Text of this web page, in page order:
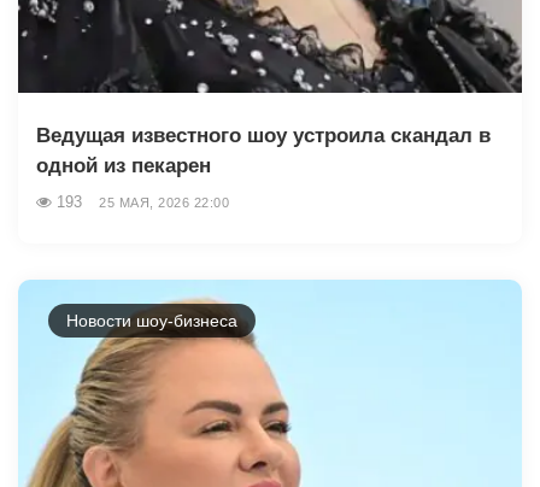
Ведущая известного шоу устроила скандал в
одной из пекарен
193 25 МАЯ, 2026 22:00
Новости шоу-бизнеса